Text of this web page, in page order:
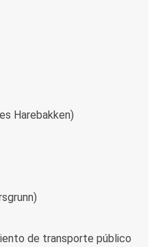
Harebakken)
de transporte público